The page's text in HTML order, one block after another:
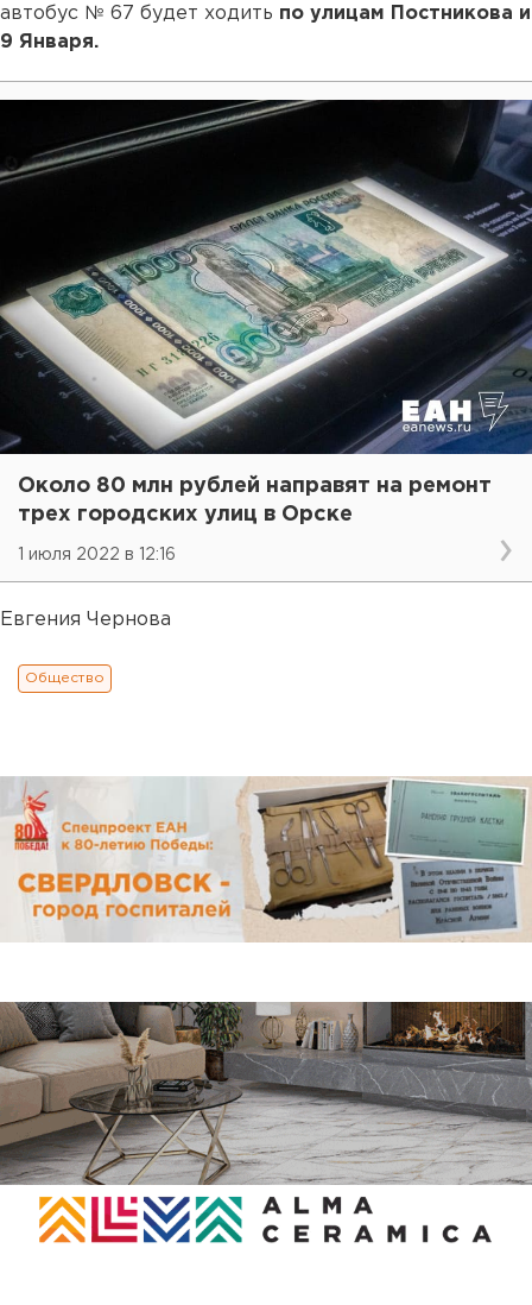
автобус № 67 будет ходить по улицам Постникова и
9 Января.
Около 80 млн рублей направят на ремонт
трех городских улиц в Орске
1 июля 2022 в 12:16
Евгения Чернова
Общество